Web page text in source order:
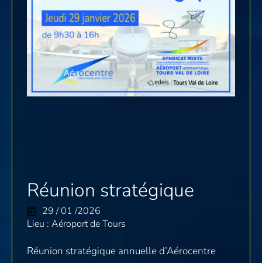
Réunion stratégique
29 / 01 /2026
Lieu : Aéroport de Tours
Réunion stratégique annuelle d’Aérocentre